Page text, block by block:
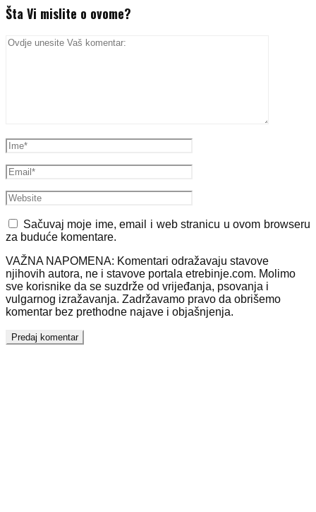
Šta Vi mislite o ovome?
Sačuvaj moje ime, email i web stranicu u ovom browseru
za buduće komentare.
VAŽNA NAPOMENA: Komentari odražavaju stavove
njihovih autora, ne i stavove portala etrebinje.com. Molimo
sve korisnike da se suzdrže od vrijeđanja, psovanja i
vulgarnog izražavanja. Zadržavamo pravo da obrišemo
komentar bez prethodne najave i objašnjenja.